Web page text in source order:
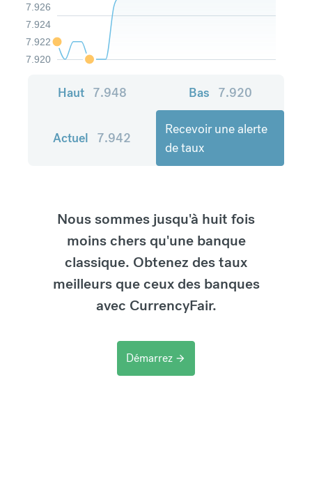
7.920
7.922
7.924
7.926
Haut 7.948 Bas 7.920
Actuel 7.942
Recevoir une alerte
de taux
Nous sommes jusqu'à huit fois
moins chers qu'une banque
classique. Obtenez des taux
meilleurs que ceux des banques
avec CurrencyFair.
Démarrez arrow_forward